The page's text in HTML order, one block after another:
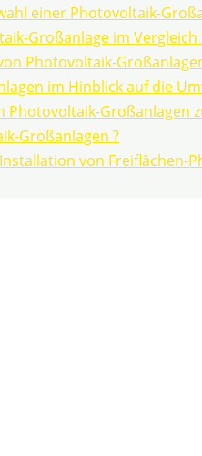
einer Photovoltaik-
Großanlage im Vergleich
Photovoltaik-
im Hinblick auf die
Großanlagen
Großanlagen ?
von Freiflächen-